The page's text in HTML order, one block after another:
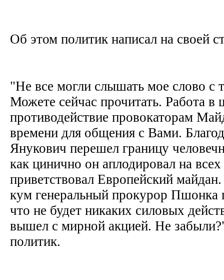
Об этом политик написал на своей
"Не все могли слышать мое слово с
Можете сейчас прочитать. Работа в
противодействие провокаторам
времени для общения с Вами.
Янукович перешел границу
как цинично он аплодировал на всех
приветствовал Европейский
кум генеральный прокурор Пшонка
что не будет никаких силовых
вышел с мирной акцией. Не
политик.